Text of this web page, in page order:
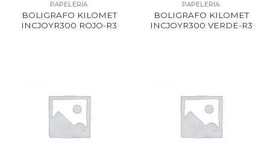
PAPELERIA
BOLIGRAFO KILOMET
INCJOYR300 ROJO-R3
PAPELERIA
BOLIGRAFO KILOMET
INCJOYR300 VERDE-R3